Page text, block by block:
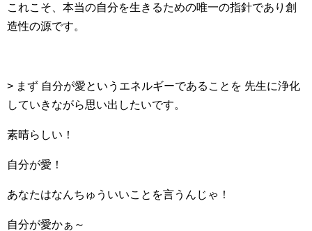
これこそ、本当の自分を生きるための唯一の指針であり創
造性の源です。
> まず 自分が愛というエネルギーであることを 先生に浄化
していきながら思い出したいです。
素晴らしい！
自分が愛！
あなたはなんちゅういいことを言うんじゃ！
自分が愛かぁ～